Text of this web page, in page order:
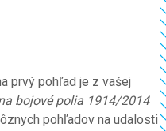
prvý pohľad je z vašej
bojové polia 1914/2014
pohľadov na udalosti